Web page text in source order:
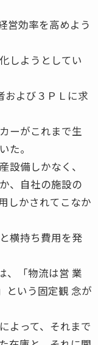
営効率を高めよう
しようとしてい
および３ＰＬに求
ーがこれまで生
た。
設備しかなく、
、自社の施設の
しかされてこなか
横持ち費用を発
、「物流は営 業
という固定観 念が
よって、それまで